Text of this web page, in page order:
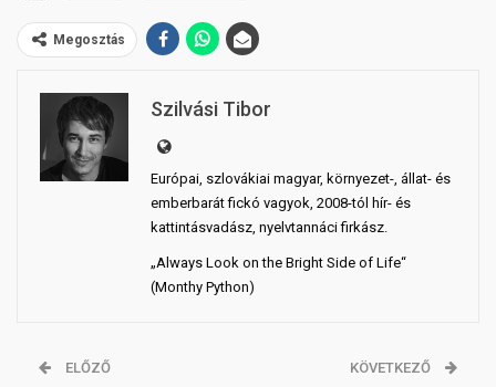
Megosztás
Szilvási Tibor
Európai, szlovákiai magyar, környezet-, állat- és
emberbarát fickó vagyok, 2008-tól hír- és
kattintásvadász, nyelvtannáci firkász.
„Always Look on the Bright Side of Life“
(Monthy Python)
ELŐZŐ KÖVETKEZŐ